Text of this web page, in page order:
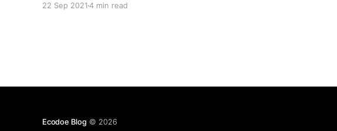
membutuhkan banyak hal yang bisa mendukung
22 Sep 20214 min read
Ecodoe Blog© 2026